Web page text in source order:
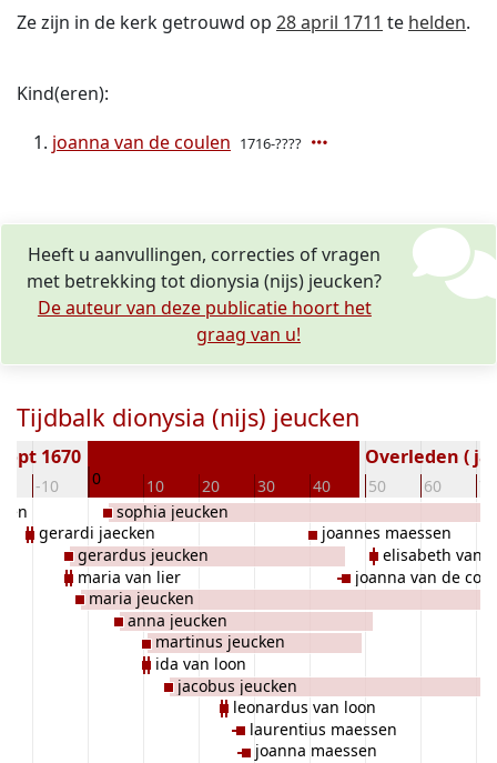
Ze zijn in de kerk getrouwd op 28 april 1711 te helden.
Kind(eren):
joanna van de coulen 1716-????
Heeft u aanvullingen, correcties of vragen
met betrekking tot dionysia (nijs) jeucken?
De auteur van deze publicatie hoort het
graag van u!
Tijdbalk dionysia (nijs) jeucken
-10 0 10 20 30 40 50 60 70
1670 Overleden (
gerardi jaecken
gerardus jeucken
maria van lier
maria jeucken
sophia jeucken
anna jeucken
martinus jeucken
ida van loon
jacobus jeucken
leonardus van loon
laurentius maessen
joanna maessen
joannes maessen
joanna van de
elisabeth van